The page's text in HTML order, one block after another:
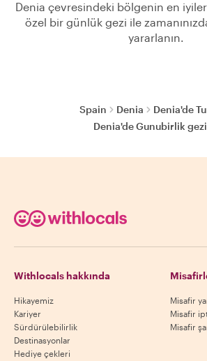
Denia çevresindeki bölgenin en
özel bir günlük gezi ile
yararlanın.
Spain Denia
Denia'de
Denia'de Gunubirlik
Withlocals hakkında
Hikayemiz
Kariyer
Sürdürülebilirlik
Destinasyonlar
Hediye çekleri
Misafir
Misafir
Misafir